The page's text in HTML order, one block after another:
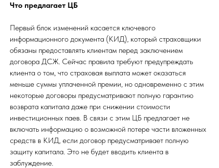
Что предлагает ЦБ
Первый блок изменений касается ключевого
информационного документа (КИД), который страховщики
обязаны предоставлять клиентам перед заключением
договора ДСЖ. Сейчас правила требуют предупреждать
клиента о том, что страховая выплата может оказаться
меньше суммы уплаченной премии, но одновременно с этим
некоторые договоры предусматривают полную гарантию
возврата капитала даже при снижении стоимости
инвестиционных паев. В связи с этим ЦБ предлагает не
включать информацию о возможной потере части вложенных
средств в КИД, если договор предусматривает полную
защиту капитала. Это не будет вводить клиента в
заблуждение.